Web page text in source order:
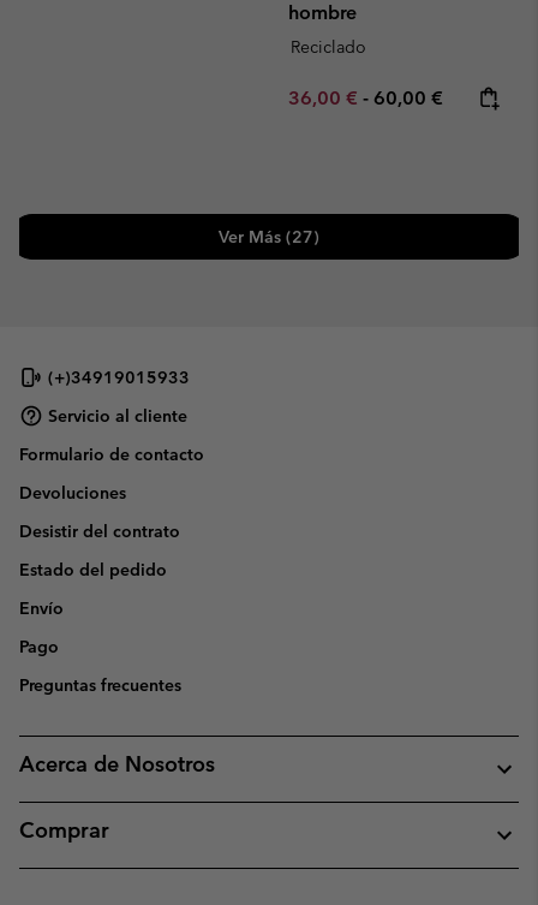
hombre
Reciclado
Minimum sale price:
36,00 € - Maximum price:
60,00 €
Ver Más (27)
(+)34919015933
Servicio al cliente
Formulario de contacto
Devoluciones
Desistir del contrato
Estado del pedido
Envío
Pago
Preguntas frecuentes
Acerca de Nosotros
Comprar